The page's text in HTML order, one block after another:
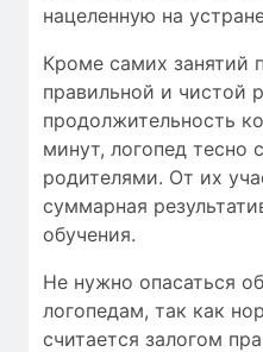
нацеленную на
Кроме самих занятий
правильной и чистой
продолжительность
минут, логопед тесно
родителями. От их
суммарная
обучения.
Не нужно опасаться
логопедам, так как
считается залогом